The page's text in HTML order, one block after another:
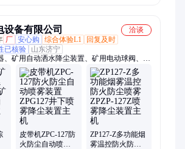
设备有限公司
洽谈
厂 安心购 综合体验L1
回复及时
已核验
山东济宁
、矿用自动洒水降尘装置、矿用电动球阀、矿
矿用反冲洗式水质过滤器、无极绳绞车配件
皮带机ZPC-127防
火防尘自动喷雾
ZP127-Z多功能烟
雾温控防火防尘